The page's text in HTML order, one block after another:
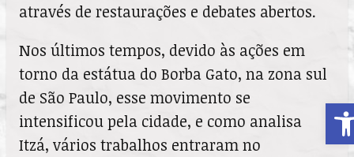
através de restaurações e debates abertos.
Nos últimos tempos, devido às ações em
torno da estátua do Borba Gato, na zona sul
de São Paulo, esse movimento se
intensificou pela cidade, e como analisa
Itzá, vários trabalhos entraram no